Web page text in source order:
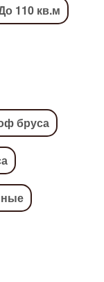
110 кв.м
бруса